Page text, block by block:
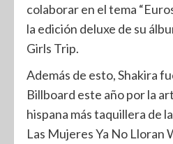
colaborar en el tema
la edición deluxe de su
Girls Trip.
Además de esto, Shakira
Billboard este año por la
hispana más taquillera de
Las Mujeres Ya No Lloran